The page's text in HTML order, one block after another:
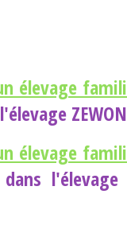
élevage
élevage
l'élevage